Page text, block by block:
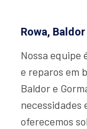
Rowa,
Nossa equipe
e reparos em
Baldor e
necessidades
oferecemos